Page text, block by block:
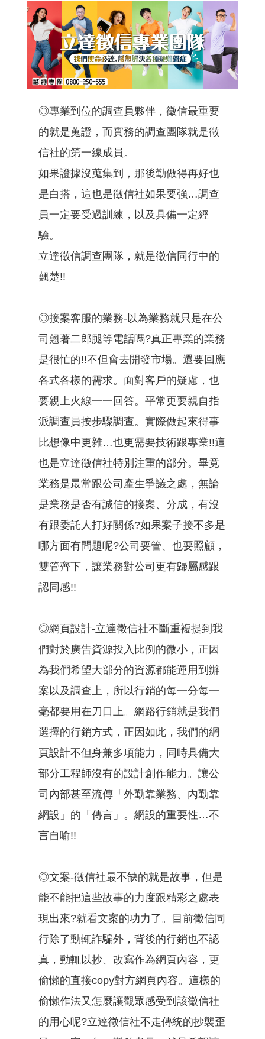
◎專業到位的調查員夥伴，徵信最重要
的就是蒐證，而實務的調查團隊就是徵
信社的第一線成員。
如果證據沒蒐集到，那後勤做得再好也
是白搭，這也是徵信社如果要強…調查
員一定要受過訓練，以及具備一定經
驗。
立達徵信調查團隊，就是徵信同行中的
翹楚!!
◎接案客服的業務-以為業務就只是在公
司翹著二郎腿等電話嗎?真正專業的業務
是很忙的!!不但會去開發市場。還要回應
各式各樣的需求。面對客戶的疑慮，也
要親上火線一一回答。平常更要親自指
派調查員按步驟調查。實際做起來得事
比想像中更雜…也更需要技術跟專業!!這
也是立達徵信社特別注重的部分。畢竟
業務是最常跟公司產生爭議之處，無論
是業務是否有誠信的接案、分成，有沒
有跟委託人打好關係?如果案子接不多是
哪方面有問題呢?公司要管、也要照顧，
雙管齊下，讓業務對公司更有歸屬感跟
認同感!!
◎網頁設計-立達徵信社不斷重複提到我
們對於廣告資源投入比例的微小，正因
為我們希望大部分的資源都能運用到辦
案以及調查上，所以行銷的每一分每一
毫都要用在刀口上。網路行銷就是我們
選擇的行銷方式，正因如此，我們的網
頁設計不但身兼多項能力，同時具備大
部分工程師沒有的設計創作能力。讓公
司內部甚至流傳「外勤靠業務、內勤靠
網設」的「傳言」。網設的重要性…不
言自喻!!
◎文案-徵信社最不缺的就是故事，但是
能不能把這些故事的力度跟精彩之處表
現出來?就看文案的功力了。目前徵信同
行除了動輒詐騙外，背後的行銷也不認
真，動輒以抄、改寫作為網頁內容，更
偷懶的直接copy對方網頁內容。這樣的
偷懶作法又怎麼讓觀眾感受到該徵信社
的用心呢?立達徵信社不走傳統的抄襲歪